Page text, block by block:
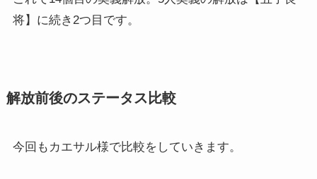
将】に続き2つ目です。
解放前後のステータス比較
今回もカエサル様で比較をしていきます。